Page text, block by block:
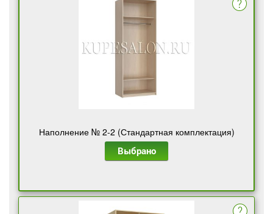
Наполнение № 2-2 (Стандартная комплектация)
Выбрано